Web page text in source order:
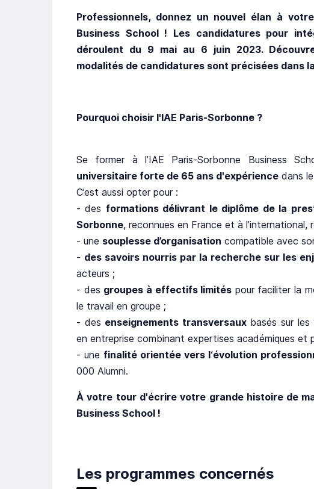
Professionnels, donnez un nouvel élan à
Business School ! Les candidatures pour
déroulent du 9 mai au 6 juin 2023.
modalités de candidatures sont précisées dans
Pourquoi choisir l'IAE Paris-Sorbonne ?
Se former à l’IAE Paris-Sorbonne Business
universitaire forte de 65 ans d'expérience dans
C’est aussi opter pour :
- des formations délivrant le diplôme de la
Sorbonne, reconnues en France et à l’international,
- une souplesse d’organisation compatible avec
- des savoirs nourris par la recherche sur les
acteurs ;
- des groupes à effectifs limités pour faciliter la
le travail en groupe ;
- des enseignements transversauxbasés sur les
en entreprise combinant expertises académiques et
- une finalité orientée vers l‘évolution
000 Alumni.
À votre tour d'écrire votre grande histoire de
Business School !
Les programmes concernés